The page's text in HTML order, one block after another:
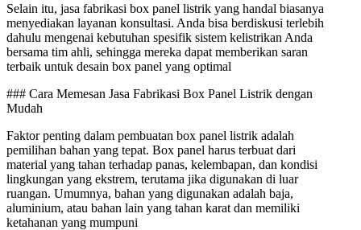
Selain itu, jasa fabrikasi box panel listrik yang handal biasanya
menyediakan layanan konsultasi. Anda bisa berdiskusi terlebih
dahulu mengenai kebutuhan spesifik sistem kelistrikan Anda
bersama tim ahli, sehingga mereka dapat memberikan saran
terbaik untuk desain box panel yang optimal
### Cara Memesan Jasa Fabrikasi Box Panel Listrik dengan
Mudah
Faktor penting dalam pembuatan box panel listrik adalah
pemilihan bahan yang tepat. Box panel harus terbuat dari
material yang tahan terhadap panas, kelembapan, dan kondisi
lingkungan yang ekstrem, terutama jika digunakan di luar
ruangan. Umumnya, bahan yang digunakan adalah baja,
aluminium, atau bahan lain yang tahan karat dan memiliki
ketahanan yang mumpuni